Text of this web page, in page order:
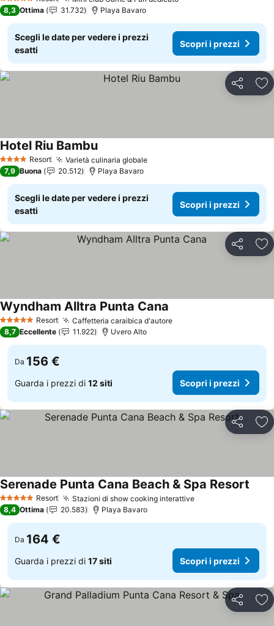
5 Stelle
8,3 Ottima 31.732 Playa Bavaro
Scegli le date per vedere i prezzi
esatti
Scopri i prezzi
Condividi
4 Stelle Resort Varietà culinaria globaleScopri i prezzi
Hotel Riu BambuScopri i prezzi
7,9 Buona 20.512 Playa Bavaro
Scegli le date per vedere i prezzi
esatti
Scopri i prezzi
Condividi
5 Stelle Resort Caffetteria caraibica d'autoreScopri i prezzi
Wyndham Alltra Punta Cana
8,7 Eccellente 11.922 Uvero Alto
Da 156 €
Guarda i prezzi di 12 siti Scopri i prezzi
Condividi
5 Stelle Resort Stazioni di show cooking interattiveScopri i prezzi
Serenade Punta Cana Beach & Spa Resort
8,4 Ottima 20.583 Playa Bavaro
Da 164 €
Guarda i prezzi di 17 siti Scopri i prezzi
Condividi